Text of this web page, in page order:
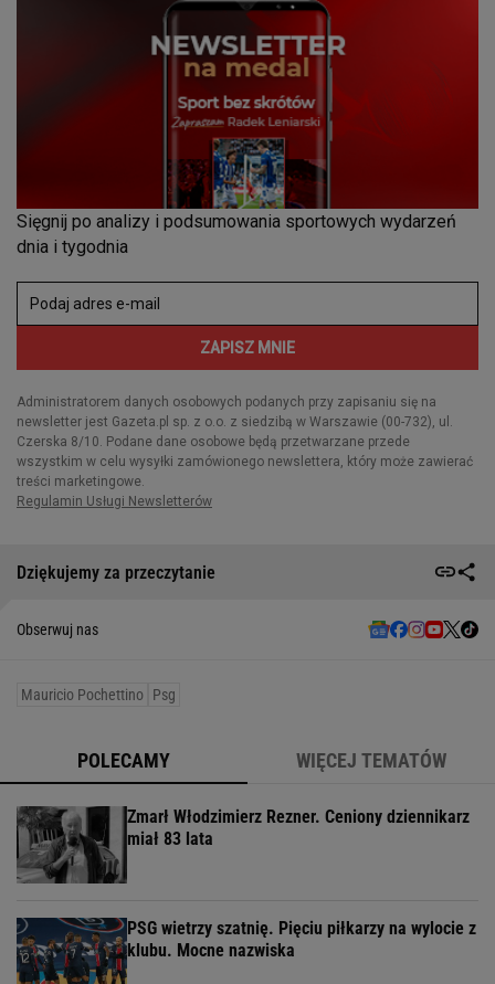
Dziękujemy za przeczytanie
Obserwuj nas
Mauricio Pochettino Psg
POLECAMY WIĘCEJ TEMATÓW
Zmarł Włodzimierz Rezner. Ceniony dziennikarz
miał 83 lata
PSG wietrzy szatnię. Pięciu piłkarzy na wylocie z
klubu. Mocne nazwiska